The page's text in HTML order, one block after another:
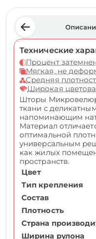
Технические
Процент
Мягкая, не
Средняя
Широкая
Шторы
ткани с
напоминающим
Материал
оптимальной
универсальным
как жилых
пространств.
Цвет
Тип крепления
Состав
Плотность
Страна
Ширина рулона